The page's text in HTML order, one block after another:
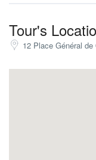
régimen dietético
opciones
Disponibles previa
Tour's
12 Place Général